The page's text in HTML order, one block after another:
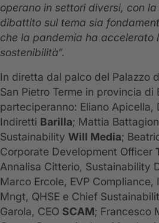
operano in settori diversi, con
dibattito sul tema sia
che la pandemia ha accelerato
sostenibilità”.
In diretta dal palco del Palazzo
San Pietro Terme in provincia di
parteciperanno: Eliano Apicella,
Indiretti Barilla; Mattia
Sustainability Will Media;
Corporate Development Officer
Annalisa Citterio, Sustainability
Marco Ercole, EVP Compliance,
Mngt, QHSE e Chief
Garola, CEO SCAM; Francesco